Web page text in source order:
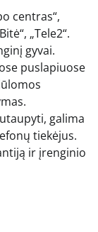
centras“,
„Tele2“.
gyvai.
puslapiuose
galima
tiekėjus.
ir įrenginio